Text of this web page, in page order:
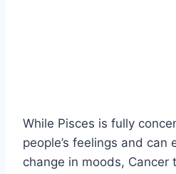
While Pisces is fully
people’s feelings and can
change in moods, Cancer